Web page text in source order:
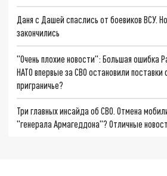
Даня с Дашей спаслись от боевиков ВСУ.
закончились
"Очень плохие новости": Большая ошибка
НАТО впервые за СВО остановили
приграничье?
Три главных инсайда об СВО. Отмена
"генерала Армагеддона"? Отличные